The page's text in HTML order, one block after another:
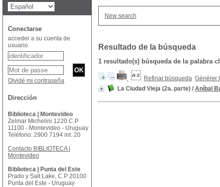
New search
Resultado de la búsqueda
1 resultado(s) búsqueda de la palabra
Refinar búsqueda Générer
La Ciudad Vieja (2a. parte) / Aníbal
Conectarse
acceder a su cuenta de
usuario
Olvidé mi contraseña
Dirección
Biblioteca | Montevideo
Zelmar Michelini 1220 C.P
11100 - Montevideo - Uruguay
Teléfono: 2900 7194 int. 20
Contacto BIBLIOTECA |
Montevideo
Biblioteca | Punta del Este
Prado y Salt Lake, C.P 20100
Punta del Este - Uruguay